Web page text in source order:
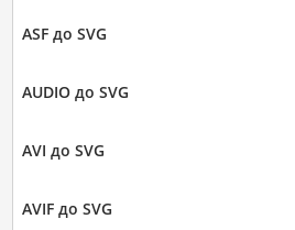
ASF до SVG
AUDIO до SVG
AVI до SVG
AVIF до SVG